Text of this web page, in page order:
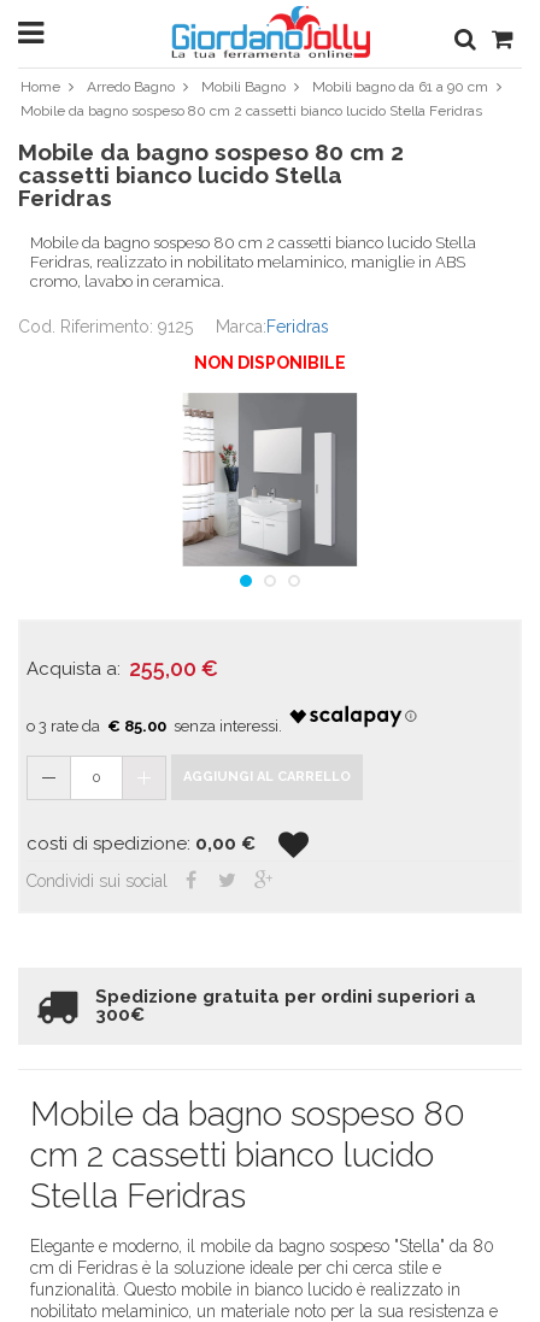
Home Arredo Bagno Mobili Bagno
Mobili bagno da 61 a 90 cm
Mobile da bagno sospeso 80 cm 2 cassetti bianco lucido Stella Feridras
Mobile da bagno sospeso 80 cm 2
cassetti bianco lucido Stella
Feridras
Mobile da bagno sospeso 80 cm 2 cassetti bianco lucido Stella
Feridras, realizzato in nobilitato melaminico, maniglie in ABS
cromo, lavabo in ceramica.
Cod. Riferimento: 9125 Marca:Feridras
NON DISPONIBILE
Acquista a: 255,00 €
€ 85.00
0 AGGIUNGI AL CARRELLO
costi di spedizione: 0,00 €
Condividi sui social
Spedizione gratuita per ordini superiori a
300€
Mobile da bagno sospeso 80
cm 2 cassetti bianco lucido
Stella Feridras
Elegante e moderno, il mobile da bagno sospeso "Stella" da 80
cm di Feridras è la soluzione ideale per chi cerca stile e
funzionalità. Questo mobile in bianco lucido è realizzato in
nobilitato melaminico, un materiale noto per la sua resistenza e